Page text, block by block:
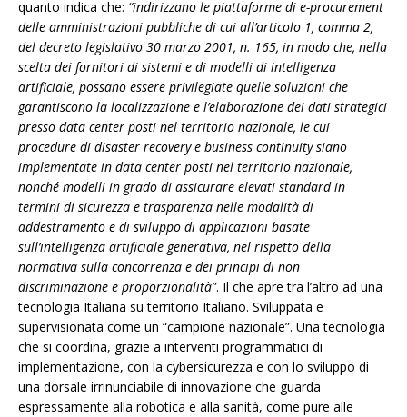
quanto indica che: “indirizzano le piattaforme di e-procurement
delle amministrazioni pubbliche di cui all’articolo 1, comma 2,
del decreto legislativo 30 marzo 2001, n. 165, in modo che, nella
scelta dei fornitori di sistemi e di modelli di intelligenza
artificiale, possano essere privilegiate quelle soluzioni che
garantiscono la localizzazione e l’elaborazione dei dati strategici
presso data center posti nel territorio nazionale, le cui
procedure di disaster recovery e business continuity siano
implementate in data center posti nel territorio nazionale,
nonché modelli in grado di assicurare elevati standard in
termini di sicurezza e trasparenza nelle modalità di
addestramento e di sviluppo di applicazioni basate
sull’intelligenza artificiale generativa, nel rispetto della
normativa sulla concorrenza e dei principi di non
discriminazione e proporzionalità”. Il che apre tra l’altro ad una
tecnologia Italiana su territorio Italiano. Sviluppata e
supervisionata come un “campione nazionale”. Una tecnologia
che si coordina, grazie a interventi programmatici di
implementazione, con la cybersicurezza e con lo sviluppo di
una dorsale irrinunciabile di innovazione che guarda
espressamente alla robotica e alla sanità, come pure alle